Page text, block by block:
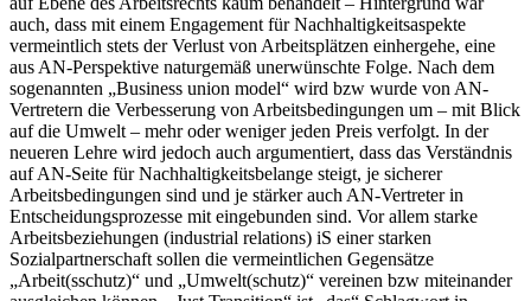
auch, dass mit einem Engagement für Nachhaltigkeitsaspekte
vermeintlich stets der Verlust von Arbeitsplätzen einhergehe, eine
aus AN-Perspektive naturgemäß unerwünschte Folge. Nach dem
sogenannten „Business union model“ wird bzw wurde von AN-
Vertretern die Verbesserung von Arbeitsbedingungen um – mit Blick
auf die Umwelt – mehr oder weniger jeden Preis verfolgt. In der
neueren Lehre wird jedoch auch argumentiert, dass das Verständnis
auf AN-Seite für Nachhaltigkeitsbelange steigt, je sicherer
Arbeitsbedingungen sind und je stärker auch AN-Vertreter in
Entscheidungsprozesse mit eingebunden sind. Vor allem starke
Arbeitsbeziehungen (industrial relations) iS einer starken
Sozialpartnerschaft sollen die vermeintlichen Gegensätze
„Arbeit(sschutz)“ und „Umwelt(schutz)“ vereinen bzw miteinander